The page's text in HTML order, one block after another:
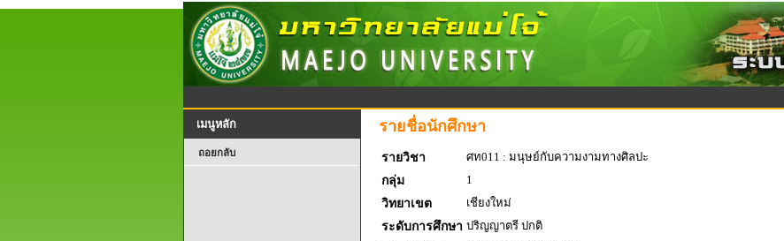
เมนูหลัก
ถอยกลับ
รายชื่อนักศึกษา
รายวิชา
ศท011 : มนุษย์กับความงามทางศิลปะ
กลุ่ม
1
วิทยาเขต
เชียงใหม่
ระดับการศึกษา ปริญญาตรี ปกติ